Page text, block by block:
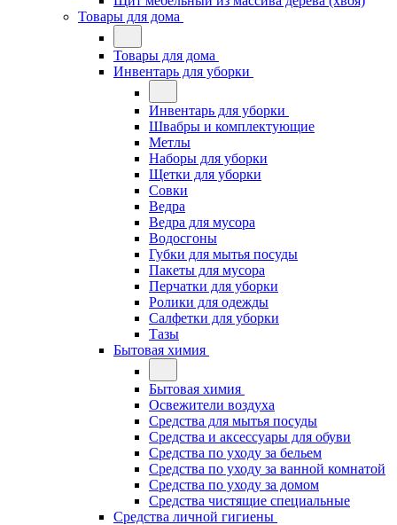
Товары для дома
Товары для дома
Инвентарь для уборки
Инвентарь для уборки
Швабры и комплектующие
Метлы
Наборы для уборки
Щетки для уборки
Совки
Ведра
Ведра для мусора
Водосгоны
Губки для мытья посуды
Пакеты для мусора
Перчатки для уборки
Ролики для одежды
Салфетки для уборки
Тазы
Бытовая химия
Бытовая химия
Освежители воздуха
Средства для мытья посуды
Средства и аксессуары для обуви
Средства по уходу за бельем
Средства по уходу за ванной комнатой
Средства по уходу за домом
Средства чистящие специальные
Средства личной гигиены